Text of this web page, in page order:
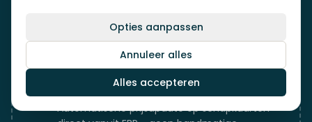
Opties aanpassen
Annuleer alles
Alles accepteren
ESL – Elektronische Schaplabels
Automatische prijsupdate op schapkaarten